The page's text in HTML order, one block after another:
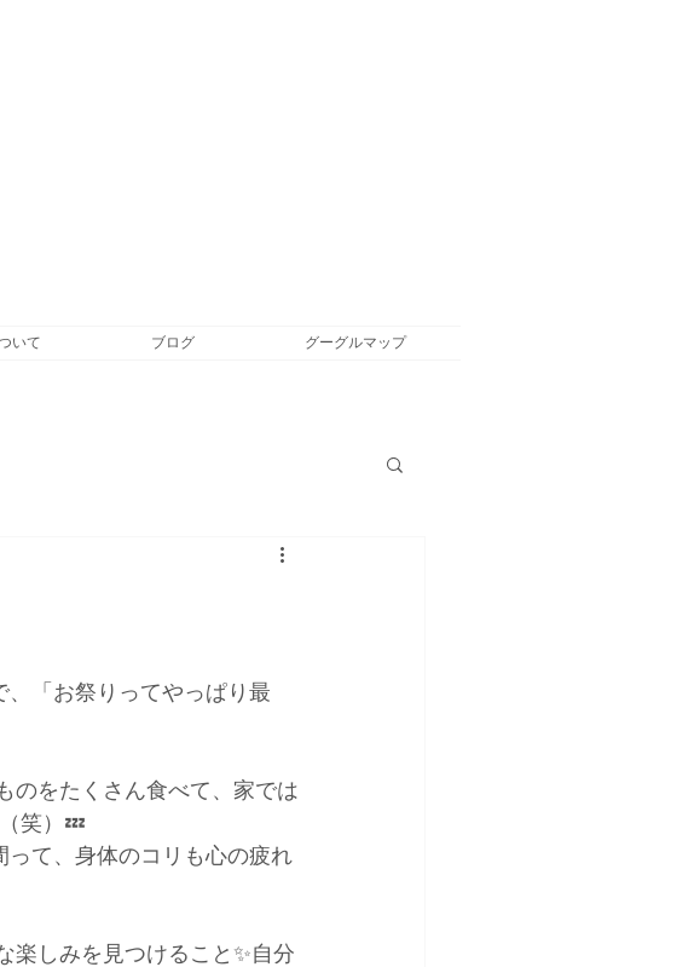
いて ブログ グーグルマップ
「お祭りってやっぱり最
のをたくさん食べて、家では
笑）💤
って、身体のコリも心の疲れ
楽しみを見つけること✨自分